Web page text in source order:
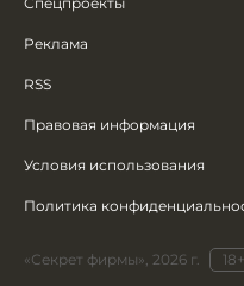
Реклама
RSS
Правовая информация
Условия использования
Политика
«Секрет фирмы», 2026 г.
18+